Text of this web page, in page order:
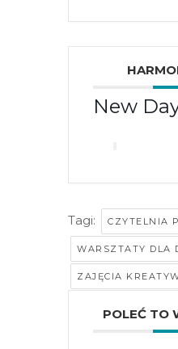
New
Tagi: CZYTELNIA
WARSZTATY DLA
ZAJĘCIA
POLEĆ TO